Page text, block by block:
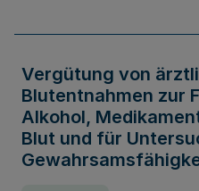
Vergütung von
Blutentnahmen zur
Alkohol,
Blut und für